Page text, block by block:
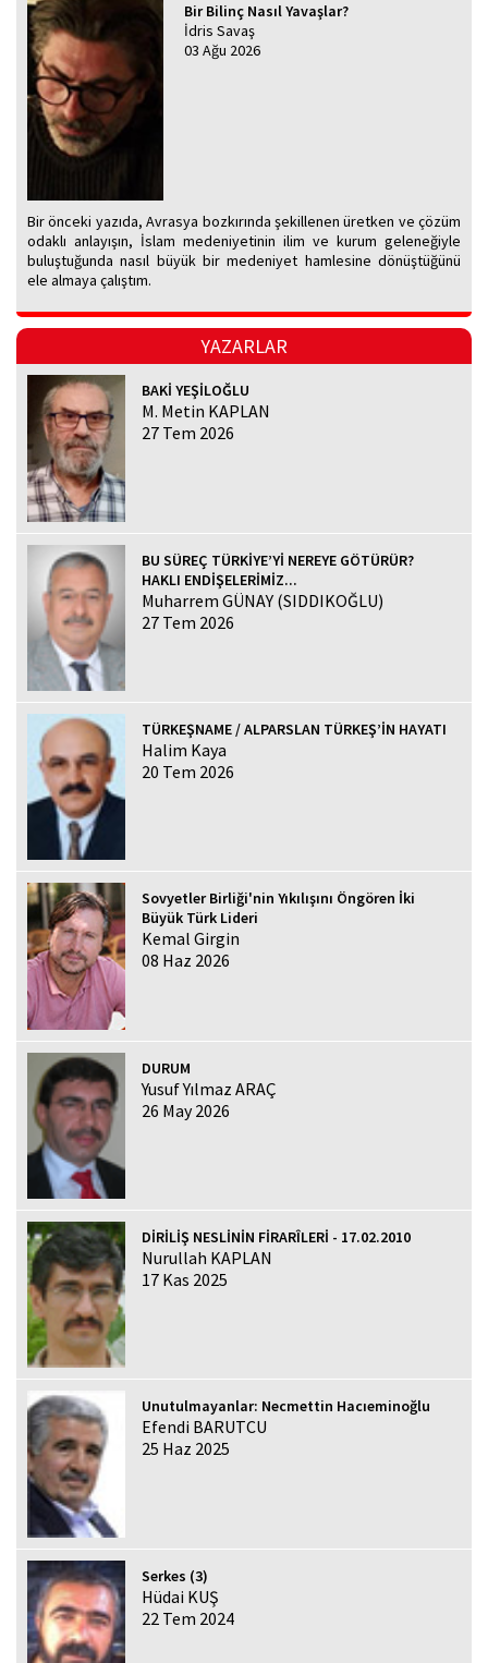
Bir Bilinç Nasıl Yavaşlar?
İdris Savaş
03 Ağu 2026
Bir önceki yazıda, Avrasya bozkırında şekillenen üretken ve çözüm
odaklı anlayışın, İslam medeniyetinin ilim ve kurum geleneğiyle
buluştuğunda nasıl büyük bir medeniyet hamlesine dönüştüğünü
ele almaya çalıştım.
YAZARLAR
BAKİ YEŞİLOĞLU
M. Metin KAPLAN
27 Tem 2026
BU SÜREÇ TÜRKİYE’Yİ NEREYE GÖTÜRÜR?
HAKLI ENDİŞELERİMİZ...
Muharrem GÜNAY (SIDDIKOĞLU)
27 Tem 2026
TÜRKEŞNAME / ALPARSLAN TÜRKEŞ’İN HAYATI
Halim Kaya
20 Tem 2026
Sovyetler Birliği'nin Yıkılışını Öngören İki
Büyük Türk Lideri
Kemal Girgin
08 Haz 2026
DURUM
Yusuf Yılmaz ARAÇ
26 May 2026
DİRİLİŞ NESLİNİN FİRARÎLERİ - 17.02.2010
Nurullah KAPLAN
17 Kas 2025
Unutulmayanlar: Necmettin Hacıeminoğlu
Efendi BARUTCU
25 Haz 2025
Serkes (3)
Hüdai KUŞ
22 Tem 2024